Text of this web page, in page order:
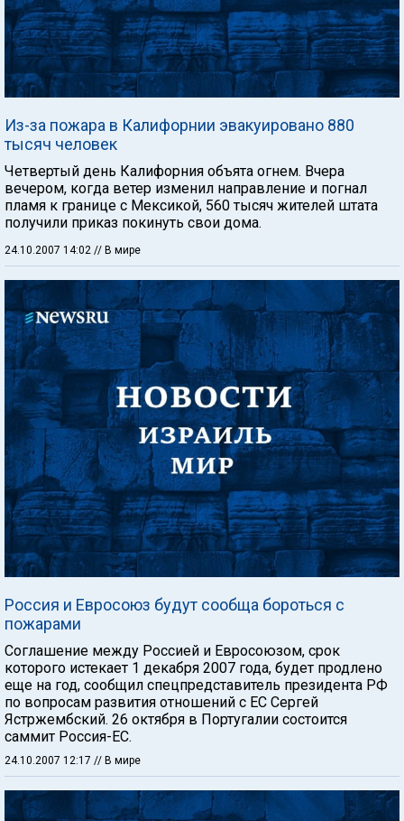
Из-за пожара в Калифорнии эвакуировано 880
тысяч человек
Четвертый день Калифорния объята огнем. Вчера
вечером, когда ветер изменил направление и погнал
пламя к границе с Мексикой, 560 тысяч жителей штата
получили приказ покинуть свои дома.
24.10.2007 14:02 // В мире
Россия и Евросоюз будут сообща бороться с
пожарами
Соглашение между Россией и Евросоюзом, срок
которого истекает 1 декабря 2007 года, будет продлено
еще на год, сообщил спецпредставитель президента РФ
по вопросам развития отношений с ЕС Сергей
Ястржембский. 26 октября в Португалии состоится
саммит Россия-ЕС.
24.10.2007 12:17 // В мире